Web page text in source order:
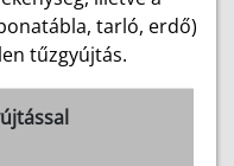
tarló, erdő)
tűzgyújtás.